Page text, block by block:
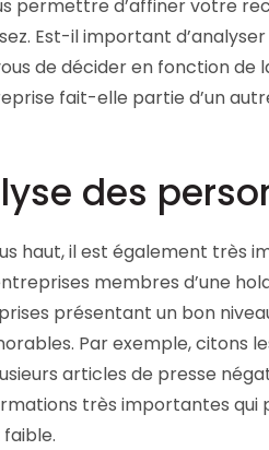
permettre d’affiner votre
Est-il important d’analyser
de décider en fonction de
fait-elle partie d’un
des
haut, il est également très
membres d’une
présentant un bon
Par exemple, citons
articles de presse
très importantes